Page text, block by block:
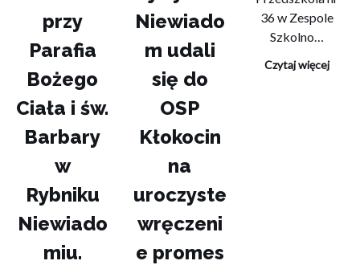
przy
Parafia
Bożego
Ciała i św.
Barbary
w
Rybniku
Niewiado
miu.
Niewiado
m udali
się do
OSP
Kłokocin
na
uroczyste
wręczeni
e promes
36 w Zespole
Szkolno…
Czytaj więcej